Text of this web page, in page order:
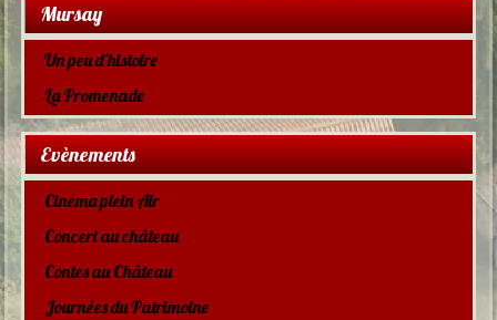
Mursay
Un peu d'histoire
La Promenade
Evènements
Cinéma plein Air
Concert au château
Contes au Château
Journées du Patrimoine